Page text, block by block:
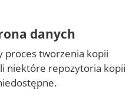
danych
proces tworzenia kopii
niektóre repozytoria kopii